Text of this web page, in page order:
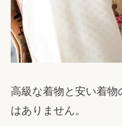
高級な着物と安い着
はありません。